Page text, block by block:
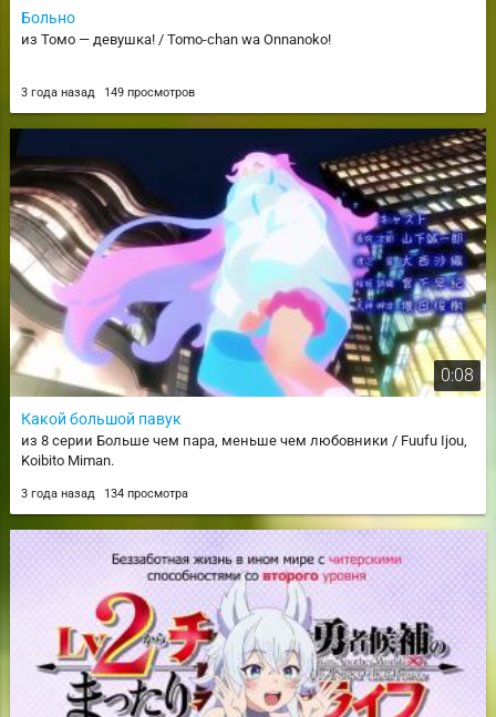
Больно
из Томо — девушка! / Tomo-chan wa Onnanoko!
3 года назад 149 просмотров
0:08
Какой большой павук
из 8 серии Больше чем пара, меньше чем любовники / Fuufu Ijou,
Koibito Miman.
3 года назад 134 просмотра